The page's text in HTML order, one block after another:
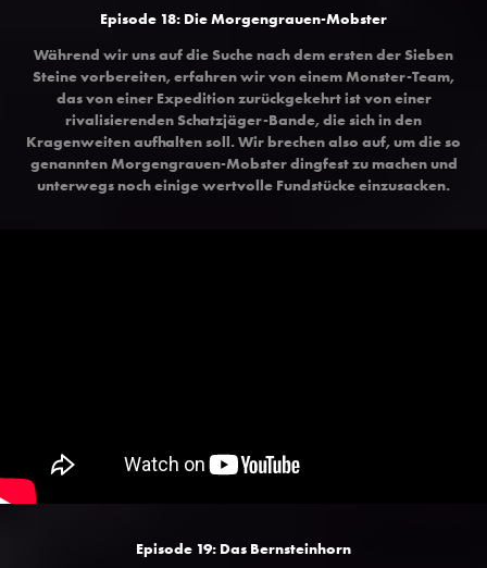
Episode 18: Die Morgengrauen-Mobster
Während wir uns auf die Suche nach dem ersten der Sieben
Steine vorbereiten, erfahren wir von einem Monster-Team,
das von einer Expedition zurückgekehrt ist von einer
rivalisierenden Schatzjäger-Bande, die sich in den
Kragenweiten aufhalten soll. Wir brechen also auf, um die so
genannten Morgengrauen-Mobster dingfest zu machen und
unterwegs noch einige wertvolle Fundstücke einzusacken.
Episode 19: Das Bernsteinhorn